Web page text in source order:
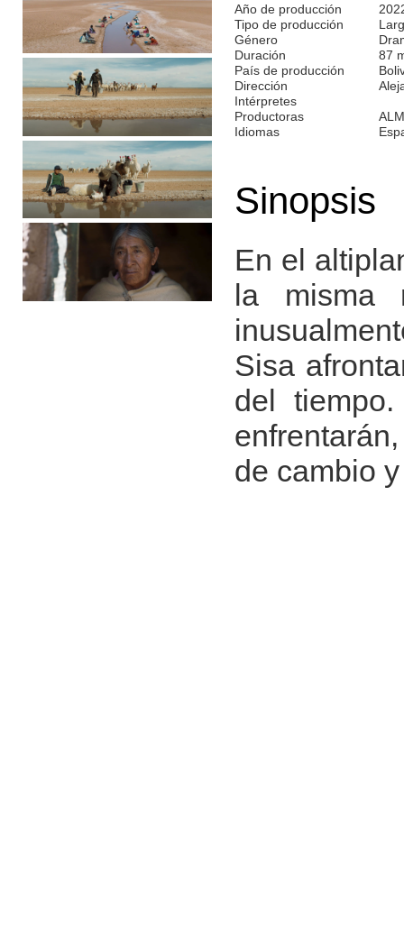
Año de producción
Tipo de producción
Género
Duración
87
País de producción
Dirección
Intérpretes
Productoras
Idiomas
Sinopsis
En el
la misma
Sisa
del
de cambio